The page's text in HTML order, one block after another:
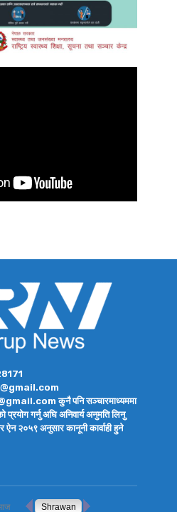
कुनै पनि सञ्चारमाध्यममा
प्रयोग गर्नु अघि अनिवार्य अनुमति लिनु
ऐन २०५९ अनुसार कानूनी कार्वाही हुने